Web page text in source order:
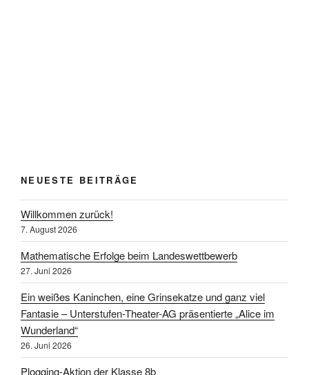
NEUESTE BEITRÄGE
Willkommen zurück!
7. August 2026
Mathematische Erfolge beim Landeswettbewerb
27. Juni 2026
Ein weißes Kaninchen, eine Grinsekatze und ganz viel
Fantasie – Unterstufen-Theater-AG präsentierte „Alice im
Wunderland“
26. Juni 2026
Plogging-Aktion der Klasse 8b